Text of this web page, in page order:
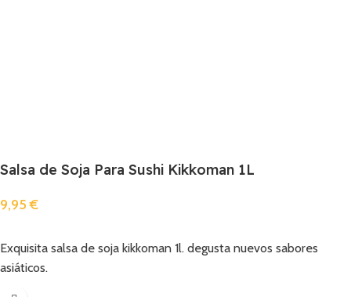
Salsa de Soja Para Sushi Kikkoman 1L
9,95€
Exquisita salsa de soja kikkoman 1l. degusta nuevos sabores
asiáticos.